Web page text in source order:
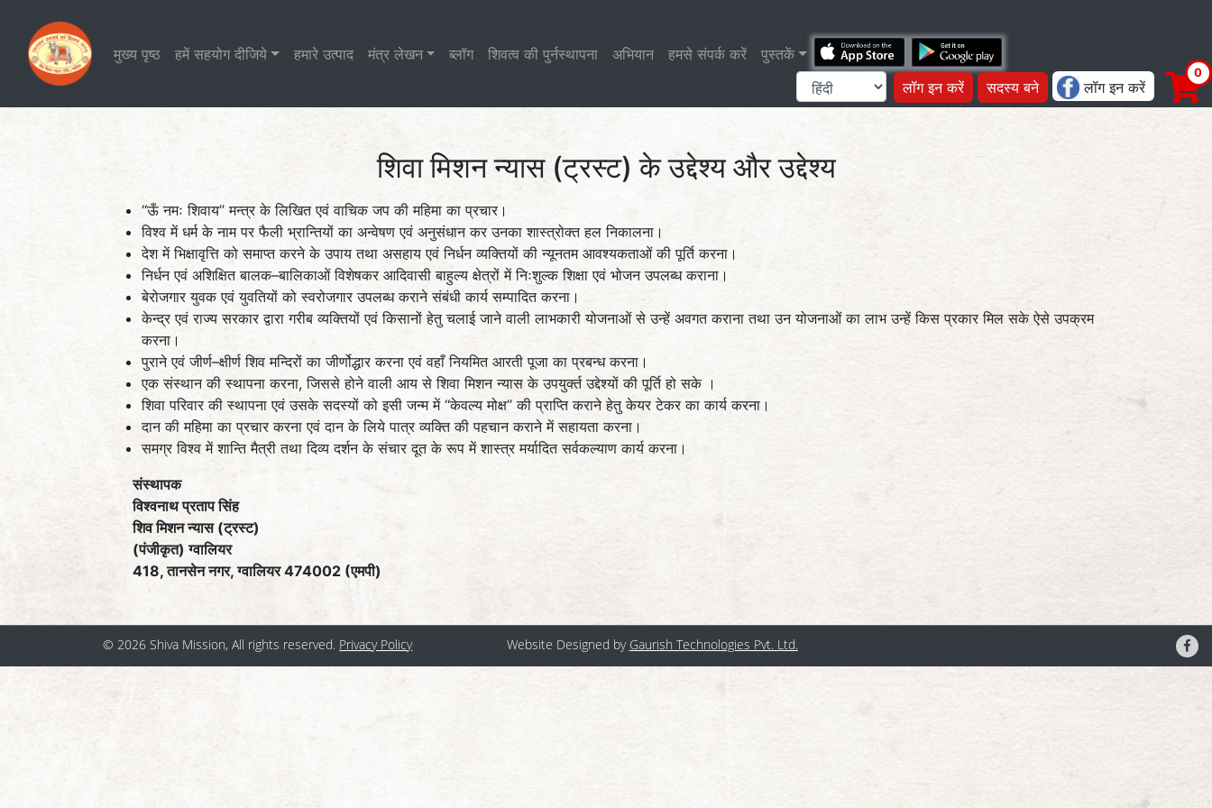
मुख्य पृष्ठ हमें सहयोग दीजिये हमारे उत्पाद मंत्र लेखन ब्लॉग शिवत्व की पुर्नस्थापना अभियान हमसे संपर्क करें
पुस्तकें
लॉग इन करें
सदस्य बने लॉग इन करें
शिवा मिशन न्यास (ट्रस्ट) के उद्देश्य और उद्देश्य
‘‘ऊँ नमः शिवाय’’ मन्त्र के लिखित एवं वाचिक जप की महिमा का प्रचार।
विश्व में धर्म के नाम पर फैली भ्रान्तियों का अन्वेषण एवं अनुसंधान कर उनका शास्त्रोक्त हल निकालना।
देश में भिक्षावृत्ति को समाप्त करने के उपाय तथा असहाय एवं निर्धन व्यक्तियों की न्यूनतम आवश्यकताओं की पूर्ति करना।
निर्धन एवं अशिक्षित बालक–बालिकाओं विशेषकर आदिवासी बाहुल्य क्षेत्रों में निःशुल्क शिक्षा एवं भोजन उपलब्ध कराना।
बेरोजगार युवक एवं युवतियों को स्वरोजगार उपलब्ध कराने संबंधी कार्य सम्पादित करना।
केन्द्र एवं राज्य सरकार द्वारा गरीब व्यक्तियों एवं किसानों हेतु चलाई जाने वाली लाभकारी योजनाओं से उन्हें अवगत कराना तथा उन योजनाओं का लाभ उन्हें किस प्रकार मिल सके ऐसे उपक्रम
करना।
पुराने एवं जीर्ण–क्षीर्ण शिव मन्दिरों का जीर्णोद्धार करना एवं वहाँ नियमित आरती पूजा का प्रबन्ध करना।
एक संस्थान की स्थापना करना, जिससे होने वाली आय से शिवा मिशन न्यास के उपयु‍र्क्त उद्देश्यों की पूर्ति हो सके ।
शिवा परिवार की स्थापना एवं उसके सदस्यों को इसी जन्म में ‘‘केवल्य मोक्ष’’ की प्राप्ति कराने हेतु केयर टेकर का कार्य करना।
दान की महिमा का प्रचार करना एवं दान के लिये पात्र व्यक्ति की पहचान कराने में सहायता करना।
समग्र विश्व में शान्ति मैत्री तथा दिव्य दर्शन के संचार दूत के रूप में शास्त्र मर्यादित सर्वकल्याण कार्य करना।
संस्थापक
विश्वनाथ प्रताप सिंह
शिव मिशन न्यास (ट्रस्ट)
(पंजीकृत) ग्वालियर
418, तानसेन नगर, ग्वालियर 474002 (एमपी)
© 2026 Shiva Mission, All rights reserved. Privacy Policy Website Designed by Gaurish Technologies Pvt. Ltd.